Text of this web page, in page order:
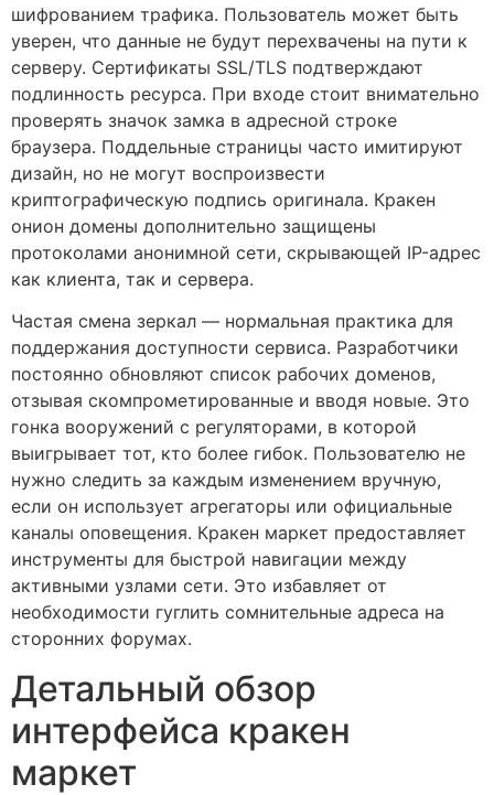
шифрованием трафика. Пользователь может быть
уверен, что данные не будут перехвачены на пути к
серверу. Сертификаты SSL/TLS подтверждают
подлинность ресурса. При входе стоит внимательно
проверять значок замка в адресной строке
браузера. Поддельные страницы часто имитируют
дизайн, но не могут воспроизвести
криптографическую подпись оригинала. Кракен
онион домены дополнительно защищены
протоколами анонимной сети, скрывающей IP-адрес
как клиента, так и сервера.
Частая смена зеркал — нормальная практика для
поддержания доступности сервиса. Разработчики
постоянно обновляют список рабочих доменов,
отзывая скомпрометированные и вводя новые. Это
гонка вооружений с регуляторами, в которой
выигрывает тот, кто более гибок. Пользователю не
нужно следить за каждым изменением вручную,
если он использует агрегаторы или официальные
каналы оповещения. Кракен маркет предоставляет
инструменты для быстрой навигации между
активными узлами сети. Это избавляет от
необходимости гуглить сомнительные адреса на
сторонних форумах.
Детальный обзор
интерфейса кракен
маркет